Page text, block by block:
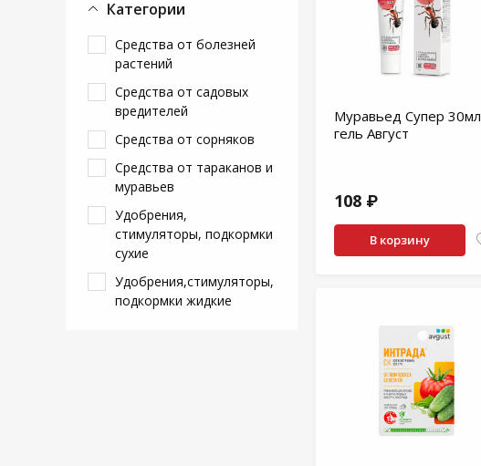
Категории
Средства от болезней
растений
Средства от садовых
вредителей
Средства от сорняков
Средства от тараканов и
муравьев
Удобрения,
стимуляторы, подкормки
сухие
Удобрения,стимуляторы,
подкормки жидкие
Муравьед Супер 30мл
гель Август
108 ₽
В корзину